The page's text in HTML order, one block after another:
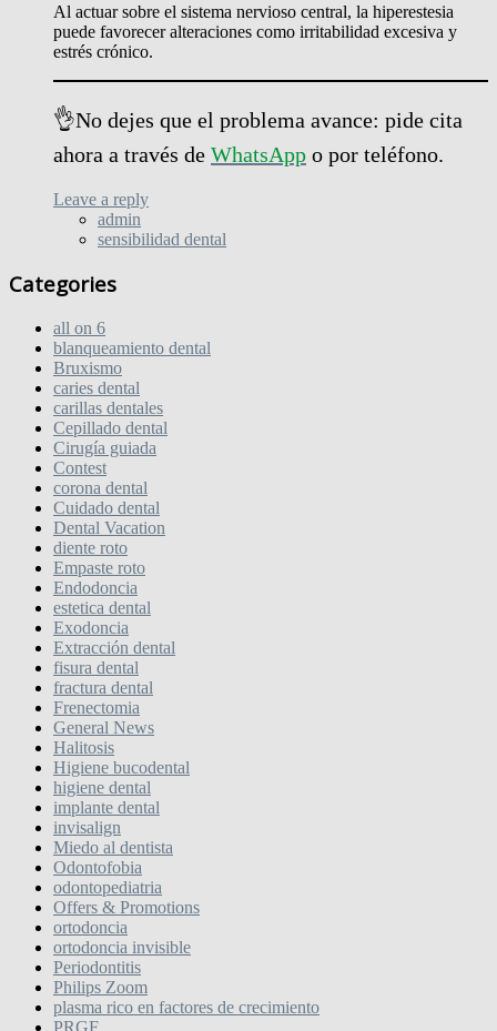
Al actuar sobre el sistema nervioso central, la hiperestesia
puede favorecer alteraciones como irritabilidad excesiva y
estrés crónico.
👌No dejes que el problema avance: pide cita
ahora a través de WhatsApp o por teléfono.
Leave a reply
admin
sensibilidad dental
Categories
all on 6
blanqueamiento dental
Bruxismo
caries dental
carillas dentales
Cepillado dental
Cirugía guiada
Contest
corona dental
Cuidado dental
Dental Vacation
diente roto
Empaste roto
Endodoncia
estetica dental
Exodoncia
Extracción dental
fisura dental
fractura dental
Frenectomia
General News
Halitosis
Higiene bucodental
higiene dental
implante dental
invisalign
Miedo al dentista
Odontofobia
odontopediatria
Offers & Promotions
ortodoncia
ortodoncia invisible
Periodontitis
Philips Zoom
plasma rico en factores de crecimiento